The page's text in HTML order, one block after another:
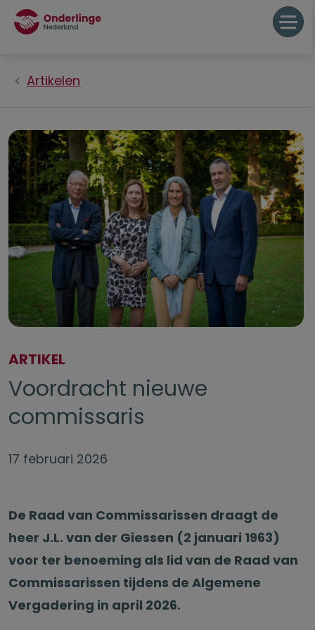
Artikelen
ARTIKEL
Voordracht nieuwe
commissaris
17 februari 2026
De Raad van Commissarissen draagt de
heer J.L. van der Giessen (2 januari 1963)
voor ter benoeming als lid van de Raad van
Commissarissen tijdens de Algemene
Vergadering in april 2026.